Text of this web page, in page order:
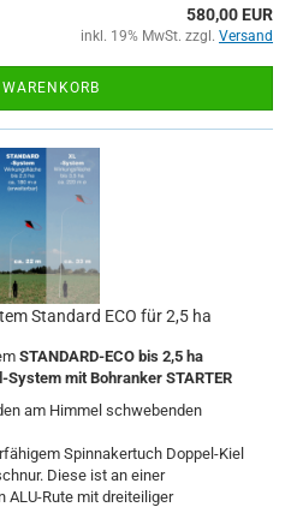
580,00 EUR
inkl. 19% MwSt. zzgl. Versand
Standard ECO für 2,5 ha
STANDARD-ECO bis 2,5 ha
System mit Bohranker STARTER
am Himmel schwebenden
Spinnakertuch Doppel-Kiel
Diese ist an einer
ALU-Rute mit dreiteiliger